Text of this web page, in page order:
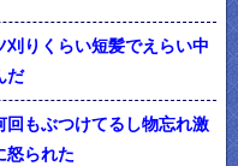
りくらい短髪でえらい中
だ
回もぶつけてるし物忘れ激
怒られた